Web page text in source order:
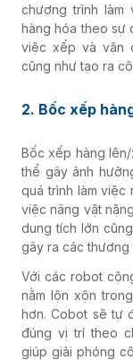
chương trình
hàng hóa theo sự
việc xếp và vận
cũng như tạo ra
2. Bốc xếp
Bốc xếp hàng
thể gây ảnh
quá trình làm việc
việc nâng vật
dung tích lớn
gây ra các thương
Với các robot
nằm lộn xộn
hơn. Cobot sẽ tự
đúng vị trí theo
giúp giải phóng